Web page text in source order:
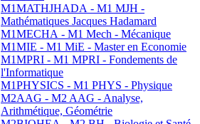
M1MATHJHADA - M1 MJH -
Mathématiques Jacques Hadamard
M1MECHA - M1 Mech - Mécanique
M1MIE - M1 MiE - Master en Economie
M1MPRI - M1 MPRI - Fondements de
l'Informatique
M1PHYSICS - M1 PHYS - Physique
M2AAG - M2 AAG - Analyse,
Arithmétique, Géométrie